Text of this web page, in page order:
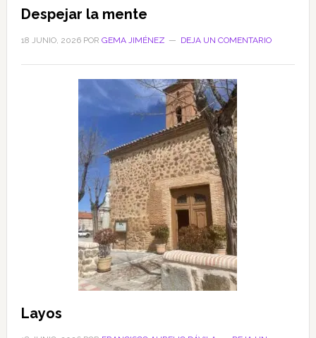
Despejar la mente
18 JUNIO, 2026POR GEMA JIMÉNEZ DEJA UN COMENTARIO
Layos